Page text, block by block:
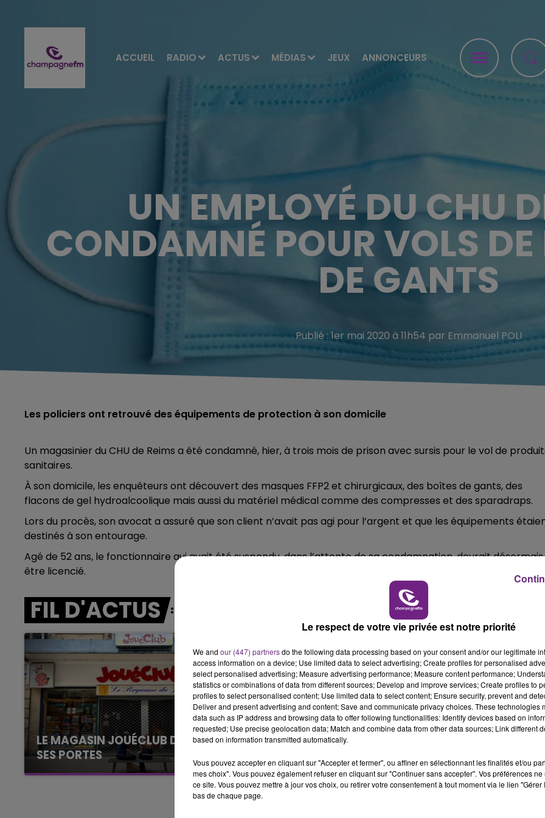
ACCUEIL RADIO ACTUS MÉDIAS JEUX ANNONCEURS
10h00 - 14h00
LE TICKET DE CAISSE
14h00 - 15h00
UN EMPLOYÉ DU CHU
CONDAMNÉ POUR VOLS DE
DE GANTS
Publié : 1er mai 2020 à 11h54 par Emmanuel POLI
Les policiers ont retrouvé des équipements de protection à son domicile
Un magasinier du CHU de Reims a été condamné, hier, à trois mois de prison avec sursis pour le vol de
sanitaires.
À son domicile, les enquêteurs ont découvert des masques FFP2 et chirurgicaux, des boîtes de gants, des
flacons de gel hydroalcoolique mais aussi du matériel médical comme des compresses et des sparadraps.
Lors du procès, son avocat a assuré que son client n’avait pas agi pour l’argent et que les équipements
destinés à son entourage.
Agé de 52 ans, le fonctionnaire qui avait été suspendu, dans l’attente de sa condamnation, devrait désormais
être licencié.
FIL D'ACTUS
LE MAGASIN JOUÉCLUB DE REIMS FERME
SES PORTES
C'était l'une des institutions du centre-ville
rémois. Le magasin JouéClub est contraint de
UNE JEUNE AUTOMOBILISTE GRIÈVEMENT
Une automobiliste s'est retrouvée piégée dans
son véhicule après une collision avec un poids
Le respect de votre vie privée est notre priorité
We and our (447) partnersdo the following data processing based on your consent and/or our legitimate
access information on a device; Use limited data to select advertising; Create profiles for personalised
select personalised advertising; Measure advertising performance; Measure content performance;
statistics or combinations of data from different sources; Develop and improve services; Create profiles to
profiles to select personalised content; Use limited data to select content; Ensure security, prevent and
Deliver and present advertising and content; Save and communicate privacy choices. These technologies
data such as IP address and browsing data to offer following functionalities: Identify devices based on
requested; Use precise geolocation data; Match and combine data from other data sources; Link different
based on information transmitted automatically.
Vous pouvez accepter en cliquant sur "Accepter et fermer", ou affiner en sélectionnant les finalités et/ou
mes choix". Vous pouvez également refuser en cliquant sur "Continuer sans accepter". Vos préférences
ce site. Vous pouvez mettre à jour vos choix, ou retirer votre consentement à tout moment via le lien
bas de chaque page.